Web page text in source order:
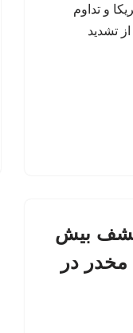
و تداوم
تشدید
کشف بیش
مخدر در